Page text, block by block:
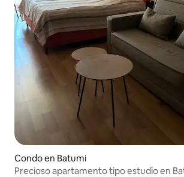
Condo en Batumi
Precioso apartamento tipo estudio en